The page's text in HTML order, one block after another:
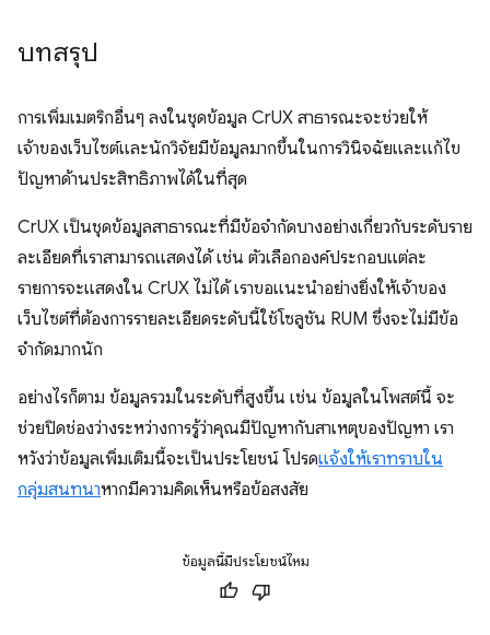
บทสรุป
การเพิ่มเมตริกอื่นๆ ลงในชุดข้อมูล CrUX สาธารณะจะช่วยให้
เจ้าของเว็บไซต์และนักวิจัยมีข้อมูลมากขึ้นในการวินิจฉัยและแก้ไข
ปัญหาด้านประสิทธิภาพได้ในที่สุด
CrUX เป็นชุดข้อมูลสาธารณะที่มีข้อจํากัดบางอย่างเกี่ยวกับระดับราย
ละเอียดที่เราสามารถแสดงได้ เช่น ตัวเลือกองค์ประกอบแต่ละ
รายการจะแสดงใน CrUX ไม่ได้ เราขอแนะนําอย่างยิ่งให้เจ้าของ
เว็บไซต์ที่ต้องการรายละเอียดระดับนี้ใช้โซลูชัน RUM ซึ่งจะไม่มีข้อ
จํากัดมากนัก
อย่างไรก็ตาม ข้อมูลรวมในระดับที่สูงขึ้น เช่น ข้อมูลในโพสต์นี้ จะ
ช่วยปิดช่องว่างระหว่างการรู้ว่าคุณมีปัญหากับสาเหตุของปัญหา เรา
หวังว่าข้อมูลเพิ่มเติมนี้จะเป็นประโยชน์ โปรดแจ้งให้เราทราบใน
กลุ่มสนทนาหากมีความคิดเห็นหรือข้อสงสัย
ข้อมูลนี้มีประโยชน์ไหม